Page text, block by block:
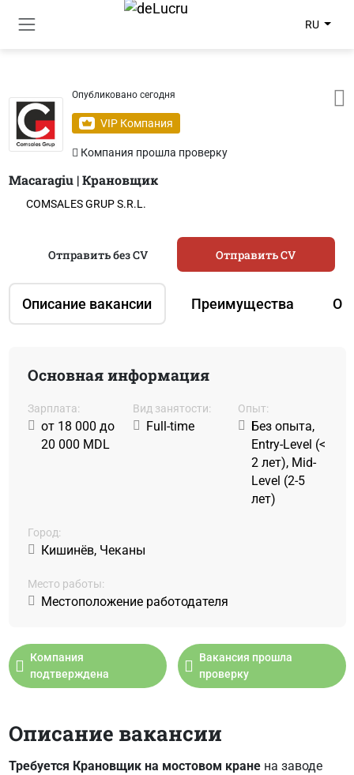
RU
Опубликовано сегодня
VIP Компания
Компания прошла проверку
Macaragiu | Крановщик
COMSALES GRUP S.R.L.
Описание вакансии Преимущества О
Отправить без CV Отправить CV
Основная информация
Зарплата:
от 18 000 до
20 000 MDL
Вид занятости:
Full-time
Oпыт:
Без опыта,
Entry-Level (<
2 лет), Mid-
Level (2-5
лет)
Город:
Кишинёв, Чеканы
Место работы:
Местоположение работодателя
Компания
подтверждена
Вакансия прошла
проверку
Описание вакансии
Требуется Крановщик на мостовом кране на заводе